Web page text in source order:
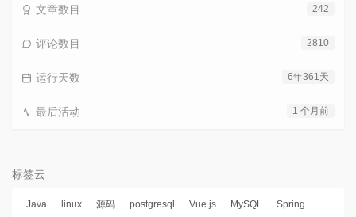
242
文章数目
2810
评论数目
6年361天
运行天数
1 个月前
最后活动
标签云
Java linux 源码 postgresql Vue.js MySQL Spring